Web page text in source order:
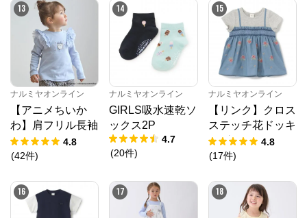
13
ナルミヤオンライン
【アニメちいか
わ】肩フリル長袖
Tシャツ
4.8
(42件)
14
ナルミヤオンライン
GIRLS吸水速乾ソ
ックス2P
4.7
(20件)
15
ナルミヤオンライン
【リンク】クロス
ステッチ花ドッキ
ングTシャツ
4.8
(17件)
16 17 18